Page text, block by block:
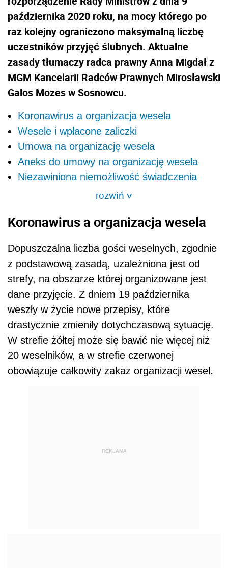
października 2020 roku, na mocy którego po
raz kolejny ograniczono maksymalną liczbę
uczestników przyjęć ślubnych. Aktualne
zasady tłumaczy radca prawny Anna Migdał z
MGM Kancelarii Radców Prawnych Mirosławski
Galos Mozes w Sosnowcu.
Koronawirus a organizacja wesela
Wesele i wpłacone zaliczki
Umowa na organizację wesela
Aneks do umowy na organizację wesela
Niezawiniona niemożliwość świadczenia
rozwiń>
Koronawirus a organizacja wesela
Dopuszczalna liczba gości weselnych, zgodnie
z podstawową zasadą, uzależniona jest od
strefy, na obszarze której organizowane jest
dane przyjęcie. Z dniem 19 października
weszły w życie nowe przepisy, które
drastycznie zmieniły dotychczasową sytuację.
W strefie żółtej może się bawić nie więcej niż
20 weselników, a w strefie czerwonej
obowiązuje całkowity zakaz organizacji wesel.
REKLAMA